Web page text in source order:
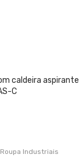
caldeira aspirante
C
Industriais